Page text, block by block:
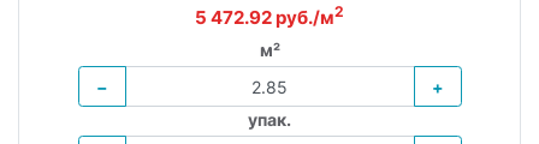
5 472.92 руб./м2
м²
−
+
упак.